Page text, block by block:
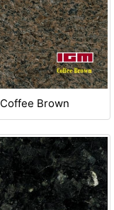
Coffee Brown